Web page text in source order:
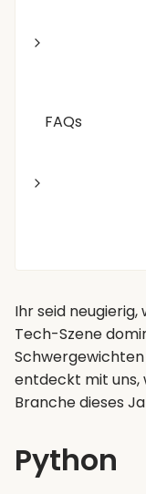
FAQs
Ihr seid
Tech-Szene
entdeckt mit uns,
Branche dieses
Python